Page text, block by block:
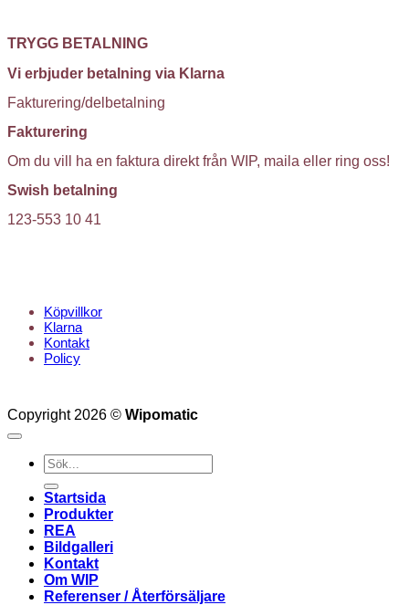
TRYGG BETALNING
Vi erbjuder betalning via Klarna
Fakturering/delbetalning
Fakturering
Om du vill ha en faktura direkt från WIP, maila eller ring oss!
Swish betalning
123-553 10 41
Köpvillkor
Klarna
Kontakt
Policy
Copyright 2026 © Wipomatic
Sök
efter:
Startsida
Produkter
REA
Bildgalleri
Kontakt
Om WIP
Referenser / Återförsäljare